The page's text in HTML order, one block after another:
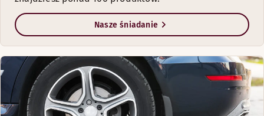
Nasze śniadanie